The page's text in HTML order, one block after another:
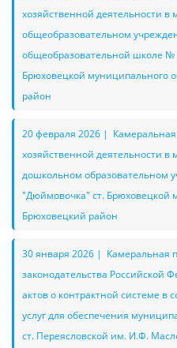
хозяйственной деятельности
общеобразовательном
общеобразовательной школе
Брюховецкой муниципального
район
20 февраля 2026 |
хозяйственной деятельности
дошкольном образовательном
"Дюймовочка" ст. Брюховецкой
Брюховецкий район
30 января 2026 | Камеральная
законодательства Российской
актов о контрактной системе в
услуг для обеспечения
ст. Переясловской им. И.Ф.